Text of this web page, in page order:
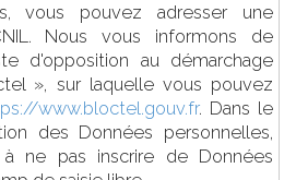
vous pouvez adresser une
Nous vous informons de
d'opposition au démarchage
», sur laquelle vous pouvez
www.bloctel.gouv.fr. Dans le
des Données personnelles,
ne pas inscrire de Données